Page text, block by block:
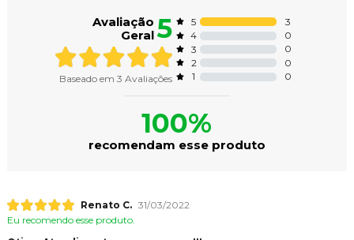
Avaliação
Geral5
Baseado em 3 Avaliações
5
3
4
0
3
0
2
0
1
0
100%
recomendam esse produto
Renato C. 31/03/2022
Eu recomendo esse produto.